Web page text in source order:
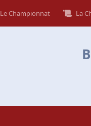
Le Championnat La